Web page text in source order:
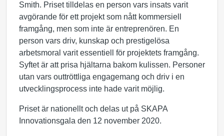
Smith. Priset tilldelas en person vars insats varit
avgörande för ett projekt som nått kommersiell
framgång, men som inte är entreprenören. En
person vars driv, kunskap och prestigelösa
arbetsmoral varit essentiell för projektets framgång.
Syftet är att prisa hjältarna bakom kulissen. Personer
utan vars outtröttliga engagemang och driv i en
utvecklingsprocess inte hade varit möjlig.
Priset är nationellt och delas ut på SKAPA
Innovationsgala den 12 november 2020.